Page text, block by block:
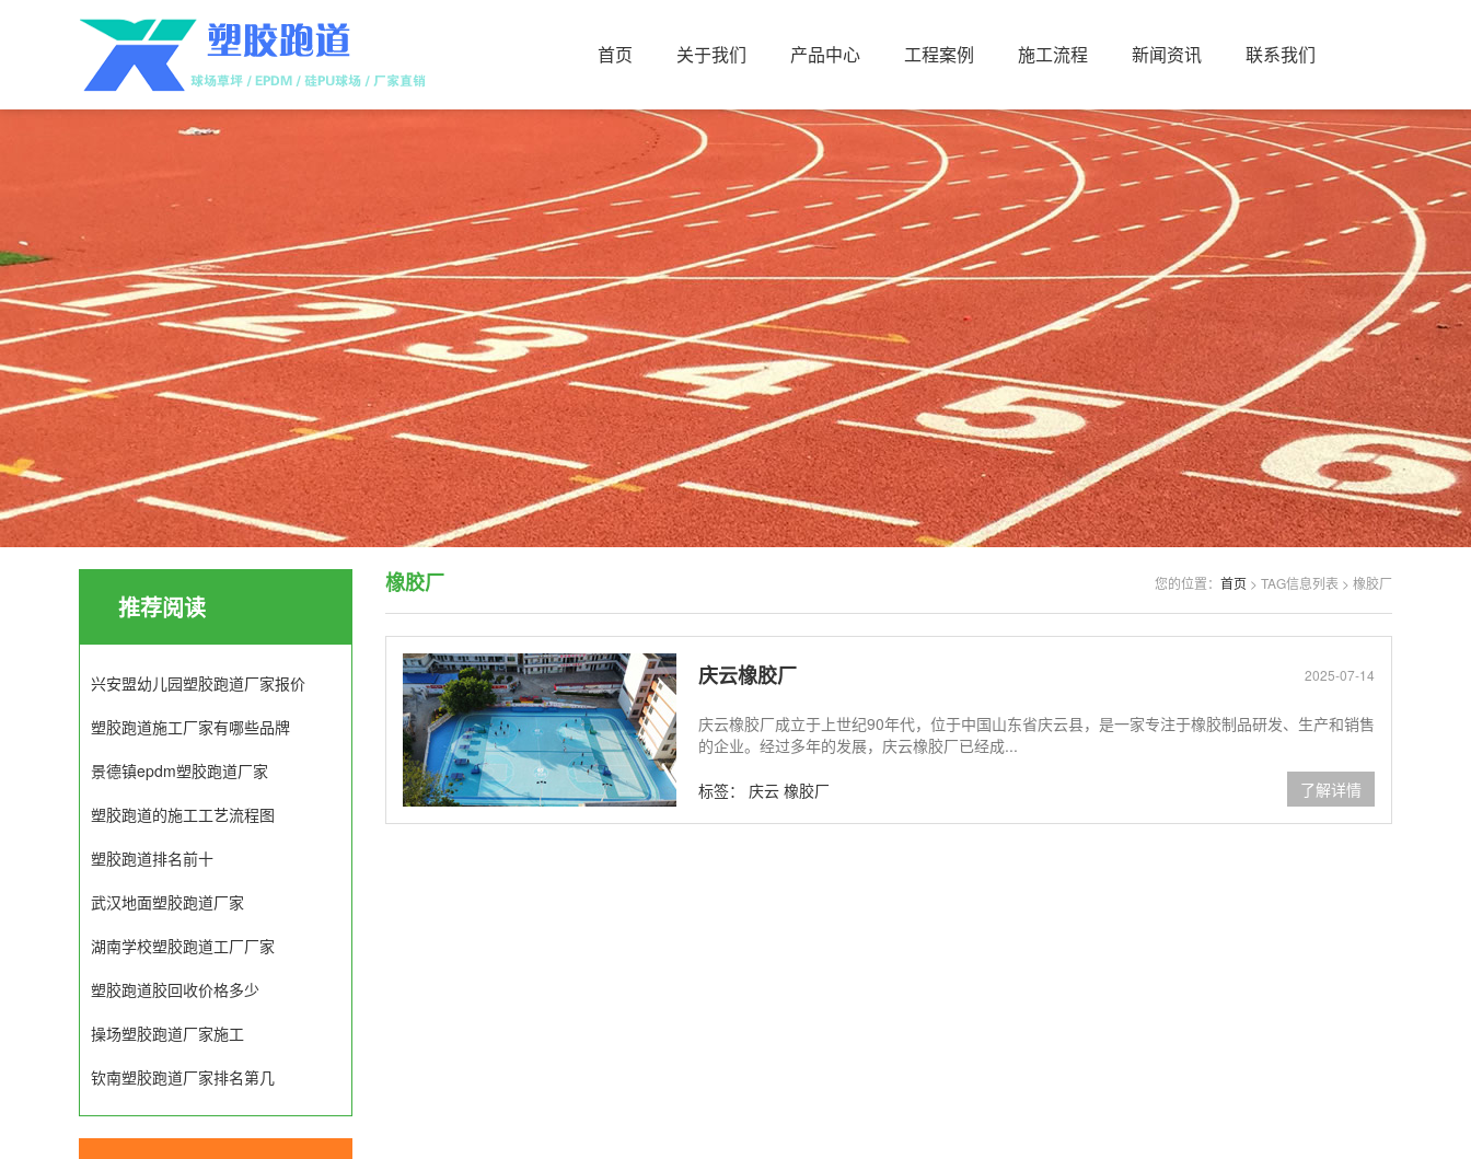
首页 关于我们 产品中心 工程案例 施工流程 新闻资讯 联系我们
推荐阅读
兴安盟幼儿园塑胶跑道厂家报价
塑胶跑道施工厂家有哪些品牌
景德镇epdm塑胶跑道厂家
塑胶跑道的施工工艺流程图
塑胶跑道排名前十
武汉地面塑胶跑道厂家
湖南学校塑胶跑道工厂厂家
塑胶跑道胶回收价格多少
操场塑胶跑道厂家施工
钦南塑胶跑道厂家排名第几
您的位置： 首页 > TAG信息列表 > 橡胶厂
橡胶厂
2025-07-14
庆云橡胶厂
庆云橡胶厂成立于上世纪90年代，位于中国山东省庆云县，是一家专注于橡胶制品研发、生产和销售
的企业。经过多年的发展，庆云橡胶厂已经成...
了解详情
标签： 庆云 橡胶厂